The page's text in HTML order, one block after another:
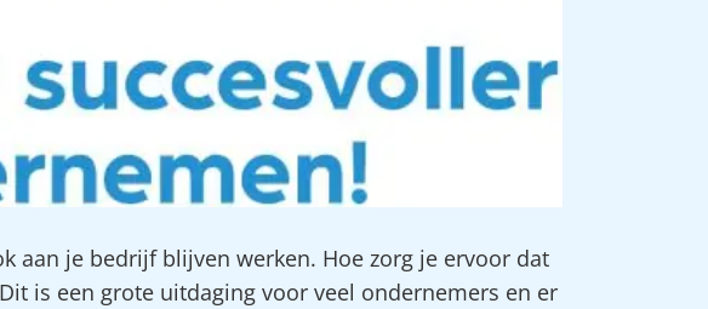
aan je bedrijf blijven werken. Hoe zorg je ervoor dat
is een grote uitdaging voor veel ondernemers en er